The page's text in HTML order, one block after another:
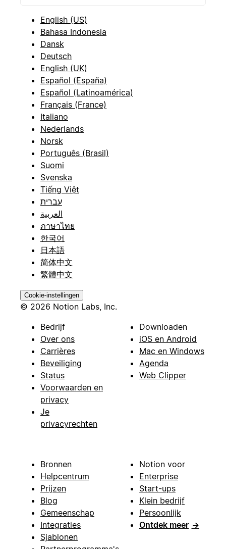
English (US)
Bahasa Indonesia
Dansk
Deutsch
English (UK)
Español (España)
Español (Latinoamérica)
Français (France)
Italiano
Nederlands
Norsk
Português (Brasil)
Suomi
Svenska
Tiếng Việt
עברית
العربية
ภาษาไทย
한국어
日本語
简体中文
繁體中文
Cookie-instellingen
© 2026 Notion Labs, Inc.
Bedrijf
Over ons
Carrières
Beveiliging
Status
Voorwaarden en
privacy
Je
privacyrechten
Downloaden
iOS en Android
Mac en Windows
Agenda
Web Clipper
Bronnen
Helpcentrum
Prijzen
Blog
Gemeenschap
Integraties
Sjablonen
Notion voor
Enterprise
Start-ups
Klein bedrijf
Persoonlijk
Ontdek meer →